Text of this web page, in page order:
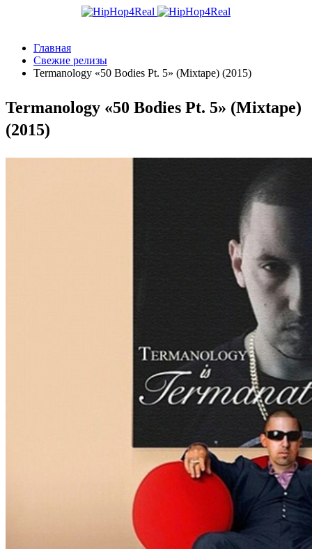
Главная
Свежие релизы
Termanology «50 Bodies Pt. 5» (Mixtape) (2015)
Termanology «50 Bodies Pt. 5» (Mixtape)
(2015)